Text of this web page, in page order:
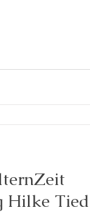
Hilke